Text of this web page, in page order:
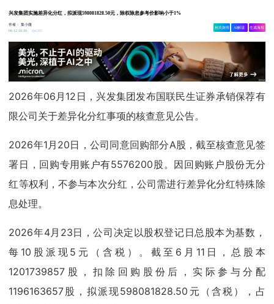
兴发集团实施差异化分红，拟派现598081828.50元，除权除息参考价影响小于1%
作者：集小微
06-12 18:16
6285
相关舆情 AI解读 生成海报
2026年06月12日，兴发集团发布国联民生证券承销保荐有
限公司关于差异化分红事项的核查意见公告。
2026年1月20日，公司同意回购部分A股，截至核查意见签
署日，回购专用账户有5576200股。因回购账户股份无分
红等权利，不参与本次分红，公司需进行差异化分红特殊除
息处理。
2026年4月23日，公司决定以股权登记日总股本为基数，
每10股派现5元（含税）。截至6月11日，总股本
1201739857股，扣除回购股份后，实际参与分配
1196163657股，拟派现598081828.50元（含税），占